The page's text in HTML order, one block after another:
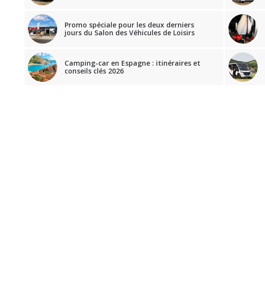
Promo spéciale pour les deux derniers
jours du Salon des Véhicules de Loisirs
Camping-car en Espagne : itinéraires et
conseils clés 2026